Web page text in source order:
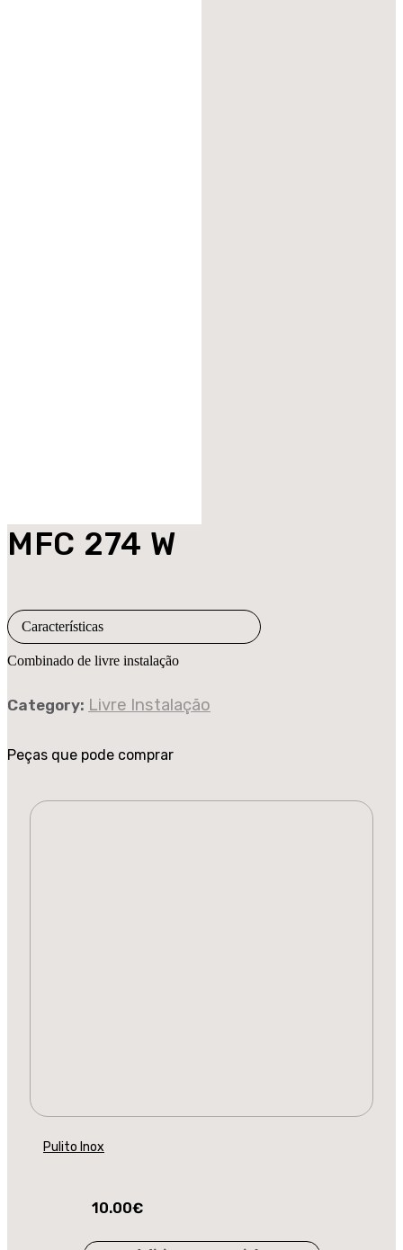
MFC 274 W
Características
Combinado de livre instalação
Category: Livre Instalação
Peças que pode comprar
Pulito Inox
10.00€